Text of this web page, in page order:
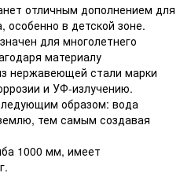
отличным дополнением для
особенно в детской зоне.
для многолетнего
материалу
нержавеющей стали марки
и УФ-излучению.
образом: вода
тем самым создавая
1000 мм, имеет